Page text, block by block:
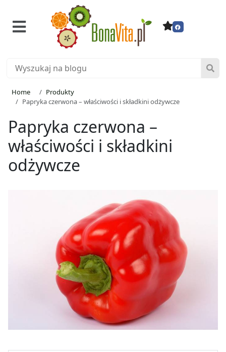
Home
Produkty
Papryka czerwona – właściwości i składkini odżywcze
Papryka czerwona –
właściwości i składkini
odżywcze